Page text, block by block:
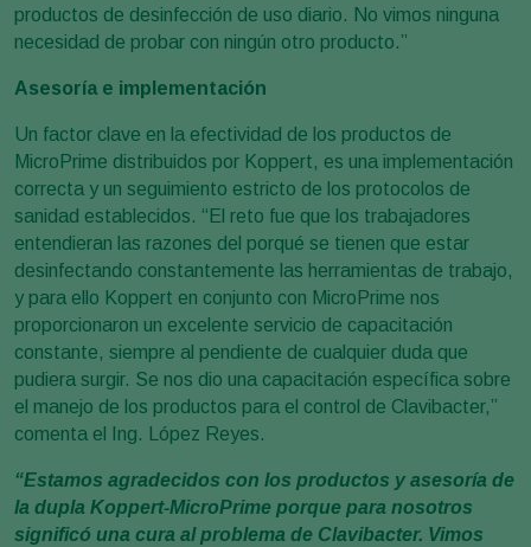
productos de desinfección de uso diario. No vimos ninguna
necesidad de probar con ningún otro producto.”
Asesoría e implementación
Un factor clave en la efectividad de los productos de
MicroPrime distribuidos por Koppert, es una implementación
correcta y un seguimiento estricto de los protocolos de
sanidad establecidos. “El reto fue que los trabajadores
entendieran las razones del porqué se tienen que estar
desinfectando constantemente las herramientas de trabajo,
y para ello Koppert en conjunto con MicroPrime nos
proporcionaron un excelente servicio de capacitación
constante, siempre al pendiente de cualquier duda que
pudiera surgir. Se nos dio una capacitación específica sobre
el manejo de los productos para el control de Clavibacter,”
comenta el Ing. López Reyes.
“Estamos agradecidos con los productos y asesoría de
la dupla Koppert-MicroPrime porque para nosotros
significó una cura al problema de Clavibacter. Vimos